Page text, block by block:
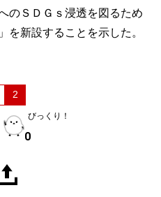
のＳＤＧｓ浸透を図るため
を新設することを示した。
2
びっくり！
0